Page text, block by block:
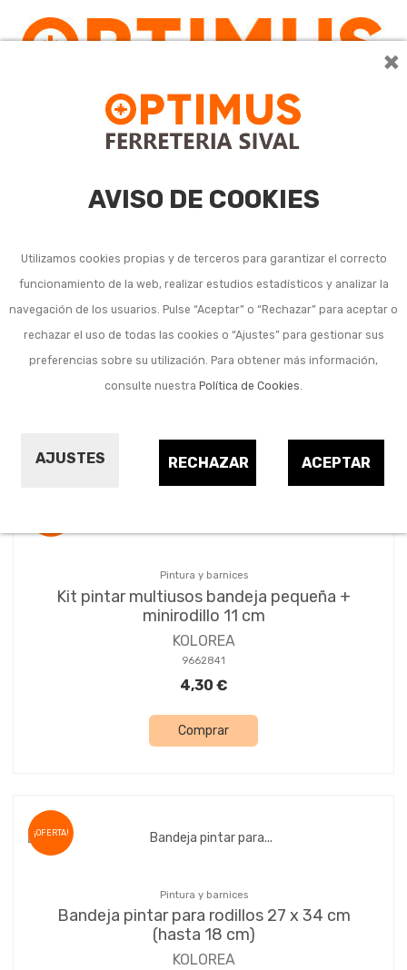
×
AVISO DE COOKIES
Utilizamos cookies propias y de terceros para garantizar el correcto
funcionamiento de la web, realizar estudios estadísticos y analizar la
navegación de los usuarios. Pulse “Aceptar” o “Rechazar” para aceptar o
rechazar el uso de todas las cookies o “Ajustes” para gestionar sus
preferencias sobre su utilización. Para obtener más información,
consulte nuestra Política de Cookies.
AJUSTES ACEPTAR
RECHAZAR
Cubetas de pintura,
bandejas y rejillas
Pintura y barnices
Kit pintar multiusos bandeja pequeña +
minirodillo 11 cm
KOLOREA
9662841
4,30 €
Comprar
¡OFERTA!
Pintura y barnices
Bandeja pintar para rodillos 27 x 34 cm
(hasta 18 cm)
KOLOREA